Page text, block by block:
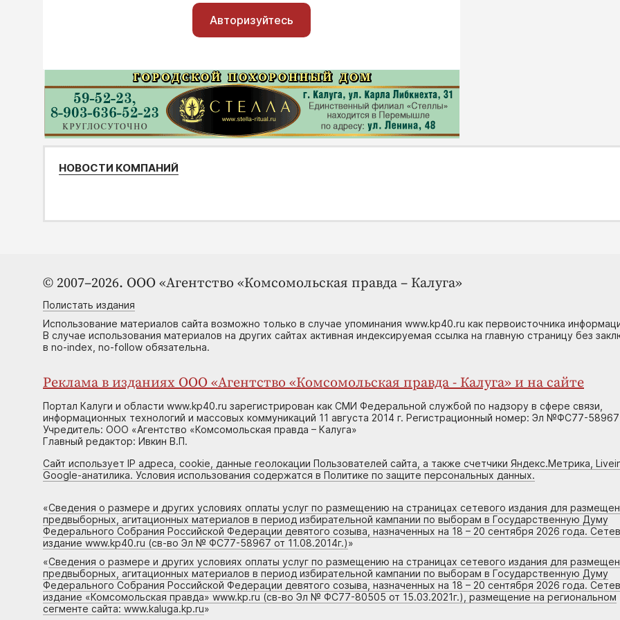
Авторизуйтесь
НОВОСТИ КОМПАНИЙ
© 2007–2026. ООО «Агентство «Комсомольская правда – Калуга»
Полистать издания
Использование материалов сайта возможно только в случае упоминания www.kp40.ru как первоисточника
В случае использования материалов на других сайтах активная индексируемая ссылка на главную страницу без
в no-index, no-follow обязательна.
Реклама в изданиях ООО «Агентство «Комсомольская правда - Калуга» и на сайте
Портал Калуги и области www.kp40.ru зарегистрирован как СМИ Федеральной службой по надзору в сфере связи,
информационных технологий и массовых коммуникаций 11 августа 2014 г. Регистрационный номер: Эл №ФС77-58967
Учредитель: ООО «Агентство «Комсомольская правда – Калуга»
Главный редактор: Ивкин В.П.
Сайт использует IP адреса, cookie, данные геолокации Пользователей сайта, а также счетчики Яндекс.Метрика,
Google-анатилика. Условия использования содержатся в Политике по защите персональных данных.
«Сведения о размере и других условиях оплаты услуг по размещению на страницах сетевого издания для
предвыборных, агитационных материалов в период избирательной кампании по выборам в Государственную Думу
Федерального Собрания Российской Федерации девятого созыва, назначенных на 18 – 20 сентября 2026 года.
издание www.kp40.ru (св-во Эл № ФС77-58967 от 11.08.2014г.)»
«Сведения о размере и других условиях оплаты услуг по размещению на страницах сетевого издания для
предвыборных, агитационных материалов в период избирательной кампании по выборам в Государственную Думу
Федерального Собрания Российской Федерации девятого созыва, назначенных на 18 – 20 сентября 2026 года.
издание «Комсомольская правда» www.kp.ru (св-во Эл № ФС77-80505 от 15.03.2021г.), размещение на региональном
сегменте сайта: www.kaluga.kp.ru»